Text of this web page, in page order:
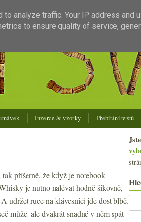
Inzerce & vzorky Přebírání textů
příšerně, že když je notebook
je nutno nalévat hodně šikovně,
udržet ruce na klávesnici jde dost blbě.
může, ale dvakrát snadné v něm spát
analyze traffic. Your IP address and
to ensure quality of service,